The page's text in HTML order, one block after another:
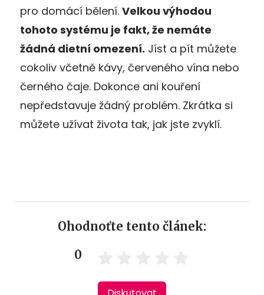
pro domácí bělení. Velkou výhodou
tohoto systému je fakt, že nemáte
žádná dietní omezení. Jíst a pít můžete
cokoliv včetně kávy, červeného vína nebo
černého čaje. Dokonce ani kouření
nepředstavuje žádný problém. Zkrátka si
můžete užívat života tak, jak jste zvyklí.
Ohodnoťte tento článek:
0